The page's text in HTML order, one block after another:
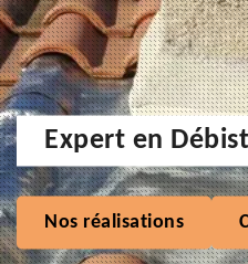
Expert en
Nos réalisations